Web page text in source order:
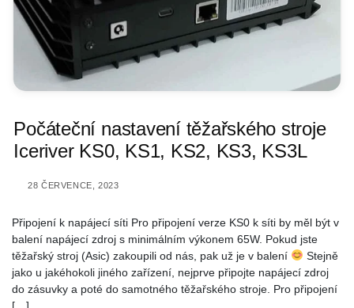
Počáteční nastavení těžařského stroje
Iceriver KS0, KS1, KS2, KS3, KS3L
28 ČERVENCE, 2023
Připojení k napájecí síti Pro připojení verze KS0 k síti by měl být v
balení napájecí zdroj s minimálním výkonem 65W. Pokud jste
těžařský stroj (Asic) zakoupili od nás, pak už je v balení
Stejně
jako u jakéhokoli jiného zařízení, nejprve připojte napájecí zdroj
do zásuvky a poté do samotného těžařského stroje. Pro připojení
[…]